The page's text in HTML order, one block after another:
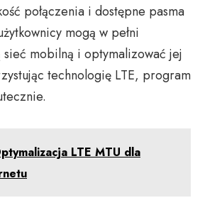
połączenia i dostępne pasma
mogą w pełni
sieć mobilną i optymalizować jej
technologię LTE, program
LTE MTU dla